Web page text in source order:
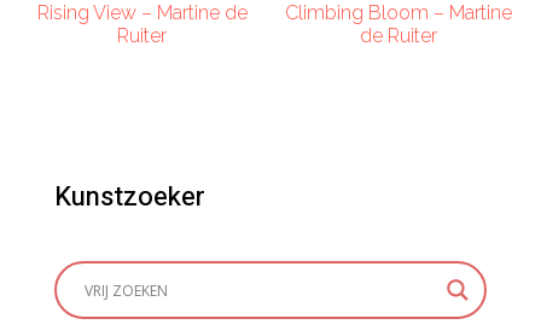
Rising View – Martine de
Ruiter
Climbing Bloom – Martine
de Ruiter
Kunstzoeker